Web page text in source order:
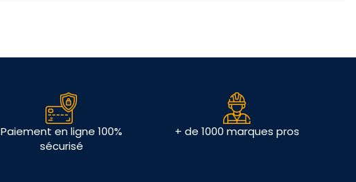
Paiement en ligne 100%
sécurisé
+ de 1000 marques pros